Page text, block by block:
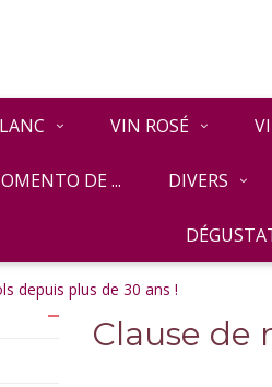
VIN ROSÉ
DE ... DIVERS
depuis plus de 30 ans !
Clause de